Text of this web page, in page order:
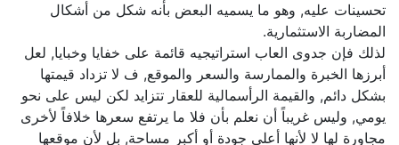
تحسينات عليه, وهو ما يسميه البعض بأنه شكل من أشكال
المضاربة الاستثمارية.
لذلك فإن جدوى العاب استراتيجيه قائمة على خفايا وخبايا, لعل
أبرزها الخبرة والممارسة والسعر والموقع, ف لا تزداد قيمتها
بشكل دائم, والقيمة الرأسمالية للعقار تتزايد لكن ليس على نحو
يومي, وليس غريباً أن نعلم بأن فلا ما يرتفع سعرها خلافاً لأخرى
مجاورة لها لا لأنها أعلى جودة أو أكبر مساحة, بل لأن موقعها